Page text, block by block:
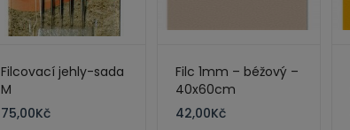
Filcovací jehly-sada
M
75,00Kč
Filc 1mm – béžový –
40x60cm
42,00Kč